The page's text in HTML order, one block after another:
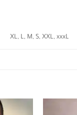
XL, L, M, S, XXL, xxxL